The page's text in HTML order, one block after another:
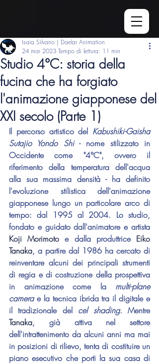
Studio 4°C: storia della
fucina che ha forgiato
l'animazione giapponese del
XXI secolo (Parte 1)
Isaia Silvano | Daelar Animation
24 mar 2023 Tempo di lettura: 11 min
Il percorso artistico del Kabushiki-Gaisha
Sutajio Yondo Shi - nome stilizzato in
Occidente come "4°C", ovvero il
riferimento della temperatura dell'acqua
alla sua massima densità - ha definito
l'evoluzione stilistica dell'animazione
giapponese lungo un particolare arco di
tempo: dal 1995 al 2004. Lo studio,
Koji Morimoto e dalla produttrice Eiko
Tanaka, a partire dal 1986 ha cercato di
reinventare alcuni dei principali strumenti
di regia e di costruzione della prospettiva
in animazione come la multi-plane
camera e la tecnica ibrida tra il digitale e
il tradizionale del cel shading
. Mentre
Tanaka, già attiva nel settore
dell'intrattenimento da alcuni anni ma mai
in posizioni di rilievo, tenta di costituire un
piano esecutivo che porti la sua casa di